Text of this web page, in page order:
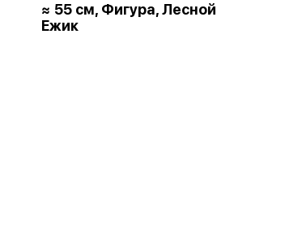
≈ 55 см, Фигура, Лесной
Ежик